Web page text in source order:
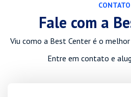
CONTATO
Fale com a
Viu como a Best Center é o
Entre em contato e